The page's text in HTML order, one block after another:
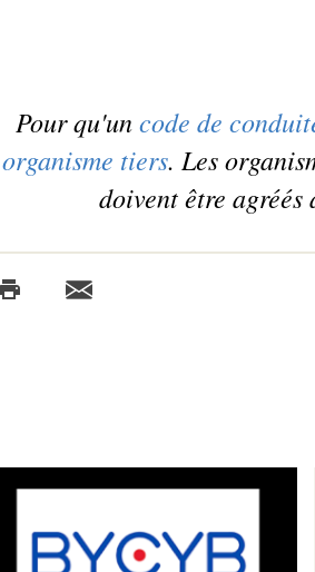
Pour qu'uncode de
organisme tiers. Les
doivent être